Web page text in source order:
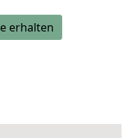
erhalten